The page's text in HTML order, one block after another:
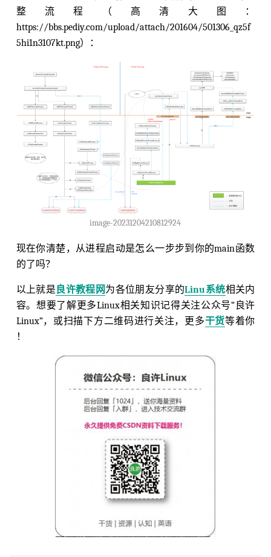
整流程（高清大图：
https://bbs.pediy.com/upload/attach/201604/501306_qz5f
5hi1n3107kt.png）：
image-20231204210812924
现在你清楚，从进程启动是怎么一步步到你的main函数
的了吗？
以上就是良许教程网为各位朋友分享的Linu系统相关内
容。想要了解更多Linux相关知识记得关注公众号“良许
Linux”，或扫描下方二维码进行关注，更多干货等着你
！